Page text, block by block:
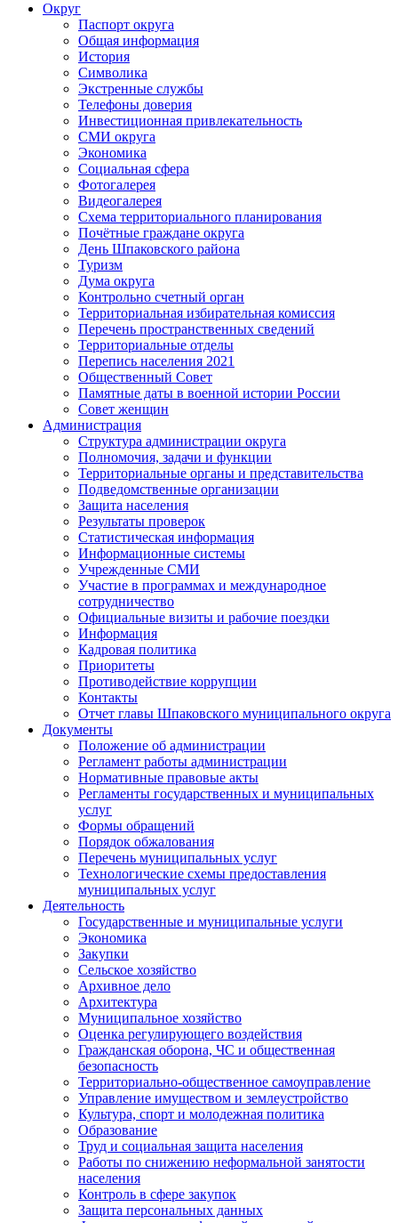
Округ
Паспорт округа
Общая информация
История
Символика
Экстренные службы
Телефоны доверия
Инвестиционная привлекательность
СМИ округа
Экономика
Социальная сфера
Фотогалерея
Видеогалерея
Схема территориального планирования
Почётные граждане округа
День Шпаковского района
Туризм
Дума округа
Контрольно счетный орган
Территориальная избирательная комиссия
Перечень пространственных сведений
Территориальные отделы
Перепись населения 2021
Общественный Совет
Памятные даты в военной истории России
Совет женщин
Администрация
Структура администрации округа
Полномочия, задачи и функции
Территориальные органы и представительства
Подведомственные организации
Защита населения
Результаты проверок
Статистическая информация
Информационные системы
Учрежденные СМИ
Участие в программах и международное
сотрудничество
Официальные визиты и рабочие поездки
Информация
Кадровая политика
Приоритеты
Противодействие коррупции
Контакты
Отчет главы Шпаковского муниципального округа
Документы
Положение об администрации
Регламент работы администрации
Нормативные правовые акты
Регламенты государственных и муниципальных
услуг
Формы обращений
Порядок обжалования
Перечень муниципальных услуг
Технологические схемы предоставления
муниципальных услуг
Деятельность
Государственные и муниципальные услуги
Экономика
Закупки
Сельское хозяйство
Архивное дело
Архитектура
Муниципальное хозяйство
Оценка регулирующего воздействия
Гражданская оборона, ЧС и общественная
безопасность
Территориально-общественное самоуправление
Управление имуществом и землеустройство
Культура, спорт и молодежная политика
Образование
Труд и социальная защита населения
Работы по снижению неформальной занятости
населения
Контроль в сфере закупок
Защита персональных данных